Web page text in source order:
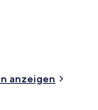
Minowabashi).
anzeigen